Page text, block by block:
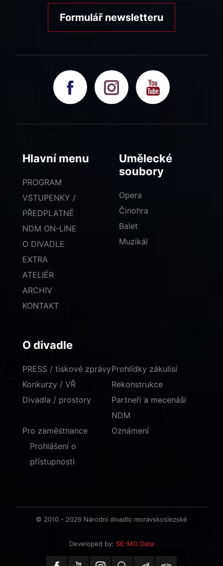
Formulář newsletteru
Hlavní menu
PROGRAM
VSTUPENKY /
PŘEDPLATNÉ
NDM ON-LINE
O DIVADLE
EXTRA
ATELIÉR
ARCHIV
KONTAKT
Umělecké
soubory
Opera
Činohra
Balet
Muzikál
O divadle
PRESS / tiskové zprávy
Konkurzy / VŘ
Divadla / prostory
Prohlídky zákulisí
Rekonstrukce
Partneři a mecenáši
NDM
Pro zaměstnance
Oznámení
Prohlášení o
přístupnosti
© 2010 - 2026 Národní divadlo moravskoslezské
Developed by: SE-MO Data